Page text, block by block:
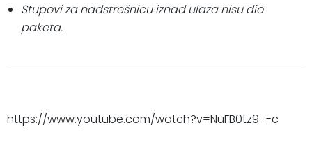
Stupovi za nadstrešnicu iznad ulaza nisu dio
paketa.
https://www.youtube.com/watch?v=NuFB0tz9_-c